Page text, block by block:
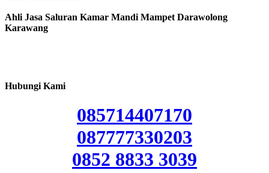
Ahli Jasa Saluran Kamar Mandi Mampet Darawolong
Karawang
Hubungi Kami
085714407170
087777330203
0852 8833 3039